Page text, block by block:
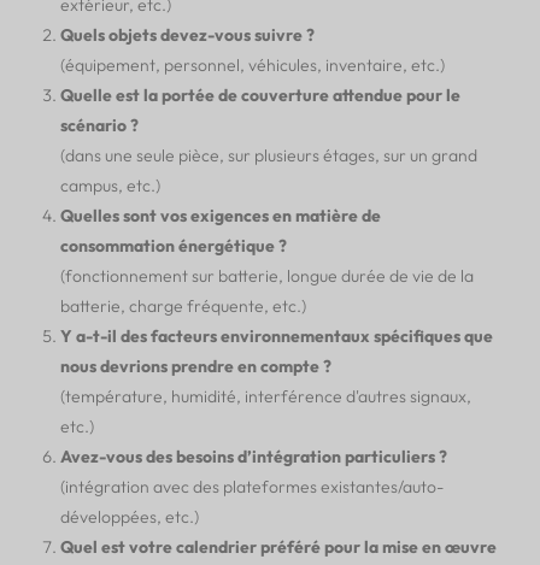
extérieur, etc.)
Quels objets devez-vous suivre ?
(équipement, personnel, véhicules, inventaire, etc.)
Quelle est la portée de couverture attendue pour le
scénario ?
(dans une seule pièce, sur plusieurs étages, sur un grand
campus, etc.)
Quelles sont vos exigences en matière de
consommation énergétique ?
(fonctionnement sur batterie, longue durée de vie de la
batterie, charge fréquente, etc.)
Y a-t-il des facteurs environnementaux spécifiques que
nous devrions prendre en compte ?
(température, humidité, interférence d'autres signaux,
etc.)
Avez-vous des besoins d’intégration particuliers ?
(intégration avec des plateformes existantes/auto-
développées, etc.)
Quel est votre calendrier préféré pour la mise en œuvre